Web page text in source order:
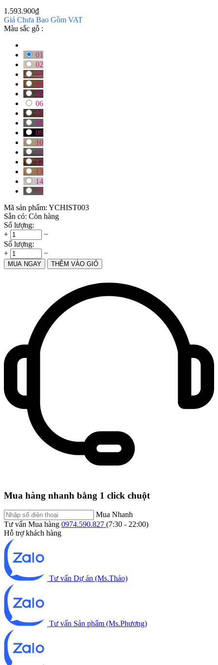
1.593.900₫
Giá Chưa Bao Gồm VAT
Màu sắc gỗ :
01
02
03
04
05
06
07
08
09
10
11
12
13
14
15
Mã sản phẩm: YCHIST003
Sẵn có: Còn hàng
Số lượng:
+
−
Số lượng:
+
−
MUA NGAY THÊM VÀO GIỎ
Mua hàng nhanh bằng 1 click chuột
Mua Nhanh
Tư vấn Mua hàng 0974.590.827 (7:30 - 22:00)
Hỗ trợ khách hàng
Tư vấn Dự án (Ms.Thảo)
Tư vấn Sản phẩm (Ms.Phương)